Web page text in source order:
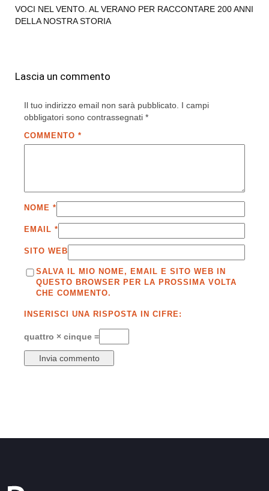
VOCI NEL VENTO. AL VERANO PER RACCONTARE 200 ANNI
DELLA NOSTRA STORIA
Lascia un commento
Il tuo indirizzo email non sarà pubblicato. I campi
obbligatori sono contrassegnati *
COMMENTO *
NOME *
EMAIL *
SITO WEB
SALVA IL MIO NOME, EMAIL E SITO WEB IN
QUESTO BROWSER PER LA PROSSIMA VOLTA
CHE COMMENTO.
INSERISCI UNA RISPOSTA IN CIFRE:
quattro × cinque =